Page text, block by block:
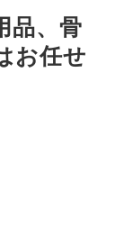
品、骨
お任せ